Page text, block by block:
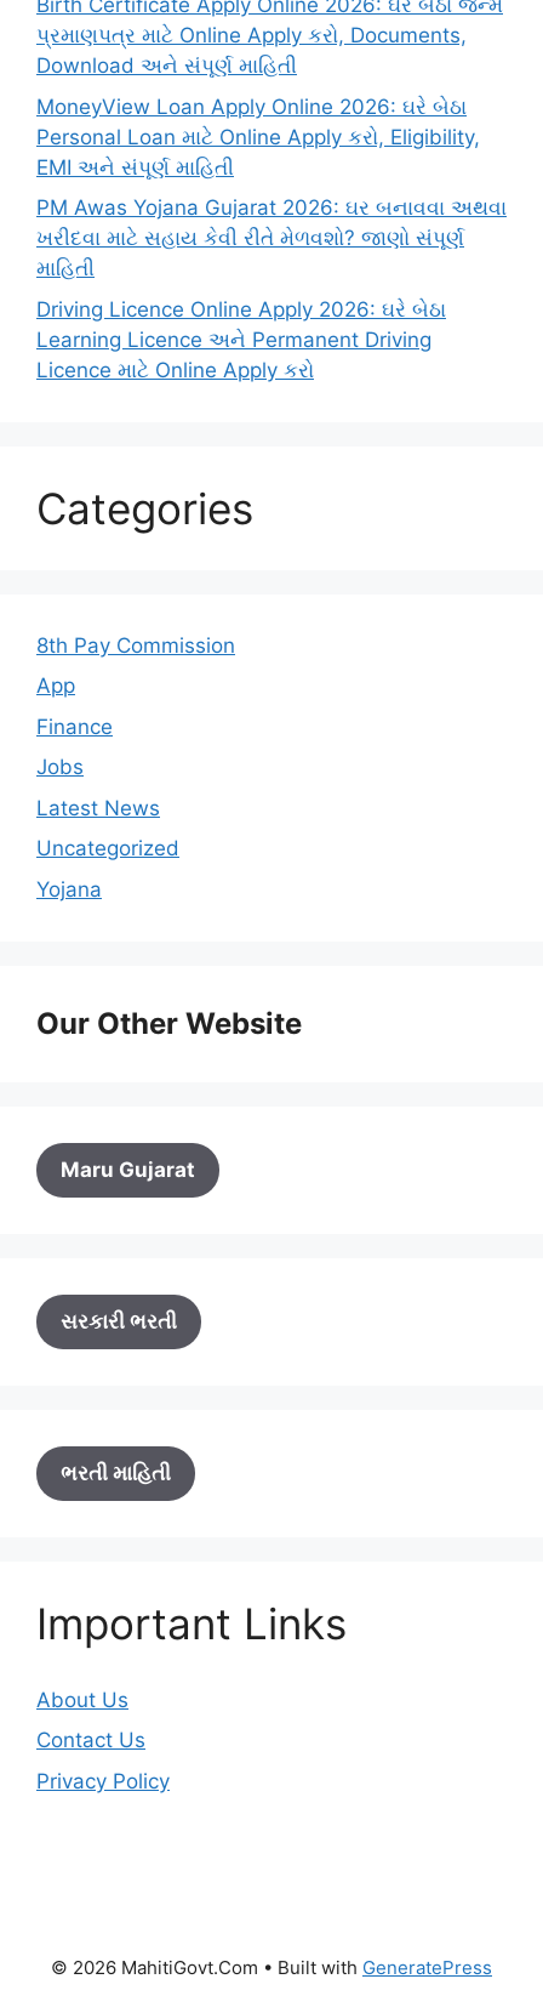
Birth Certificate Apply Online 2026: ઘરે બેઠા જન્મ
પ્રમાણપત્ર માટે Online Apply કરો, Documents,
Download અને સંપૂર્ણ માહિતી
MoneyView Loan Apply Online 2026: ઘરે બેઠા
Personal Loan માટે Online Apply કરો, Eligibility,
EMI અને સંપૂર્ણ માહિતી
PM Awas Yojana Gujarat 2026: ઘર બનાવવા અથવા
ખરીદવા માટે સહાય કેવી રીતે મેળવશો? જાણો સંપૂર્ણ
માહિતી
Driving Licence Online Apply 2026: ઘરે બેઠા
Learning Licence અને Permanent Driving
Licence માટે Online Apply કરો
Categories
8th Pay Commission
App
Finance
Jobs
Latest News
Uncategorized
Yojana
Our Other Website
Maru Gujarat
સરકારી ભરતી
ભરતી માહિતી
Important Links
About Us
Contact Us
Privacy Policy
© 2026 MahitiGovt.Com • Built with GeneratePress